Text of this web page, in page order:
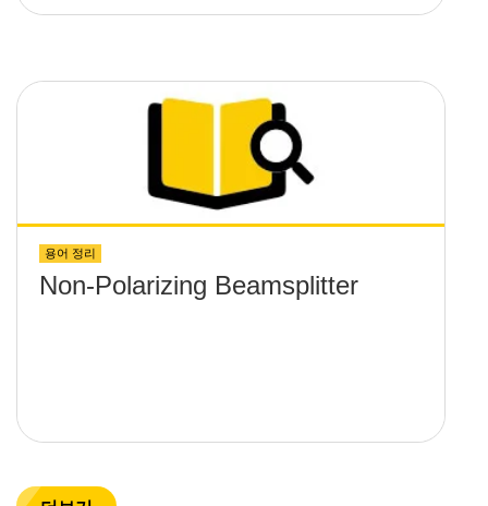
through a cube beamsplitter –
polarizing?
용어 정리
Non-Polarizing Beamsplitter